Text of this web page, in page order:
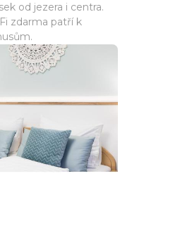
od jezera i centra.
zdarma patří k